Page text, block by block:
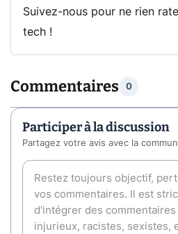
Suivez-nous pour ne rien
tech !
Commentaires 0
Participer à la discussion
Partagez votre avis avec la